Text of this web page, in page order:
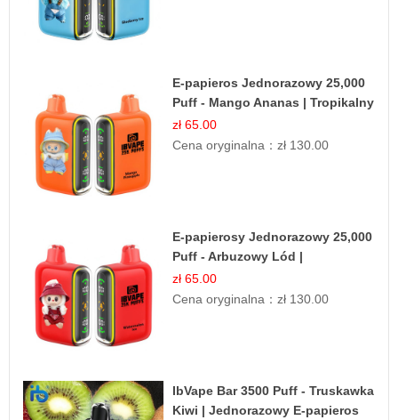
E-papieros Jednorazowy 25,000
Puff - Mango Ananas | Tropikalny
Smak
zł 65.00
Cena oryginalna：zł 130.00
E-papierosy Jednorazowy 25,000
Puff - Arbuzowy Lód |
Orzeźwiający Smak
zł 65.00
Cena oryginalna：zł 130.00
IbVape Bar 3500 Puff - Truskawka
Kiwi | Jednorazowy E-papieros